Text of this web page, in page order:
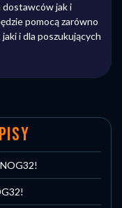
jak i
pomocą zarówno
i dla poszukujących